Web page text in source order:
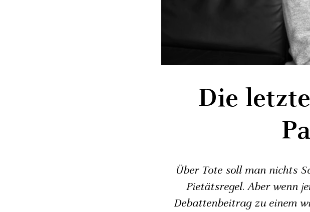
Die
Über Tote soll man nichts
Pietätsregel. Aber wenn
Debattenbeitrag zu einem